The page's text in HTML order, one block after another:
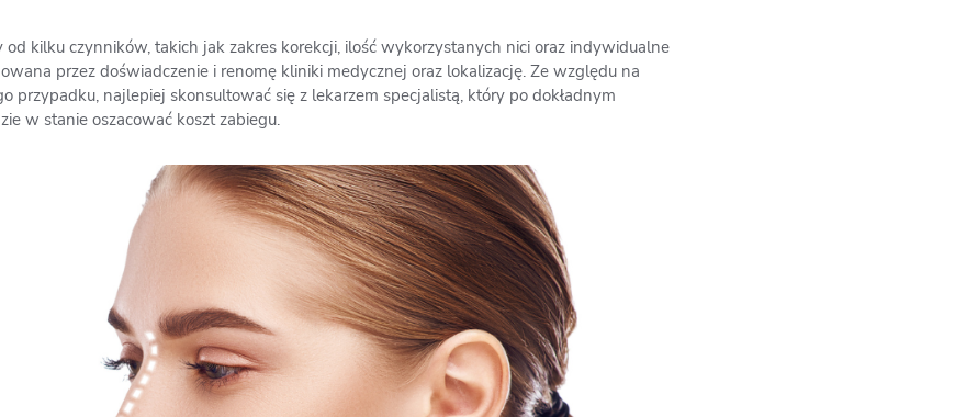
kilku czynników, takich jak zakres korekcji, ilość wykorzystanych nici oraz indywidualne
przez doświadczenie i renomę kliniki medycznej oraz lokalizację. Ze względu na
przypadku, najlepiej skonsultować się z lekarzem specjalistą, który po dokładnym
w stanie oszacować koszt zabiegu.